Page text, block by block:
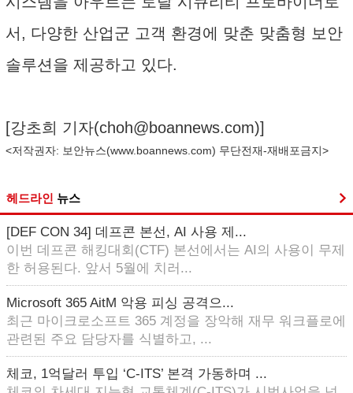
서, 다양한 산업군 고객 환경에 맞춘 맞춤형 보안
솔루션을 제공하고 있다.
[강초희 기자(choh@boannews.com)]
<저작권자: 보안뉴스(www.boannews.com) 무단전재-재배포금지>
헤드라인 뉴스
[DEF CON 34] 데프콘 본선, AI 사용 제...
이번 데프콘 해킹대회(CTF) 본선에서는 AI의 사용이 무제
한 허용된다. 앞서 5월에 치러...
Microsoft 365 AitM 악용 피싱 공격으...
최근 마이크로소프트 365 계정을 장악해 재무 워크플로에
관련된 주요 담당자를 식별하고, ...
체코, 1억달러 투입 ‘C-ITS’ 본격 가동하며 ...